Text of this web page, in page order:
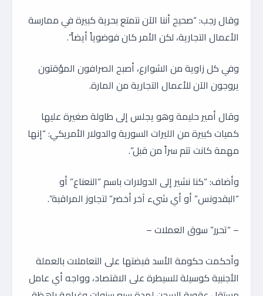
وقال رجب: “صحيح أننا الآن نتمتع بحرية كبيرة في ممارسة
الأعمال التجارية، لكن الأمر كان فوضوياً أيضاً”.
وفي كل زاوية من الشوارع، أصبح الصرافون المؤقتون
يروجون الآن للأعمال التجارية من المارة.
وقال أمير حليمة وهو يجلس إلى طاولة صغيرة عليها
كميات كبيرة من الليرات السورية والدولار الأمريكي: “إنها
مهمة كانت تتم سراً من قبل”.
وأضاف: “كنا نشير إلى الدولارات باسم “النعناع” أو
“البقدونس” أو أي شيء آخر أخضر” لتجاوز المراقبة”.
– “تحرر” سوق العملات –
وأحكمت حكومة الأسد قبضتها على التعاملات بالعملة
الأجنبية كوسيلة للسيطرة على الاقتصاد، وواجه أي عامل